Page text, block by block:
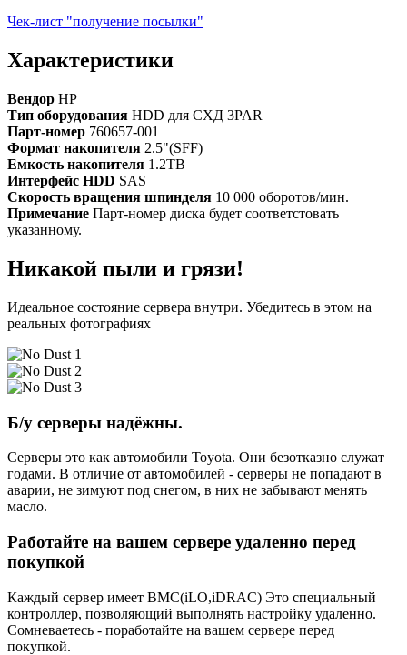
Чек-лист "получение посылки"
Характеристики
Вендор HP
Тип оборудования HDD для СХД 3PAR
Парт-номер 760657-001
Формат накопителя 2.5"(SFF)
Емкость накопителя 1.2TB
Интерфейс HDD SAS
Скорость вращения шпинделя 10 000 оборотов/мин.
Примечание Парт-номер диска будет соответстовать
указанному.
Никакой пыли и грязи!
Идеальное состояние сервера внутри. Убедитесь в этом на
реальных фотографиях
Б/у серверы надёжны.
Серверы это как автомобили Toyota. Они безотказно служат
годами. В отличие от автомобилей - серверы не попадают в
аварии, не зимуют под снегом, в них не забывают менять
масло.
Работайте на вашем сервере удаленно перед
покупкой
Каждый сервер имеет BMC(iLO,iDRAC) Это специальный
контроллер, позволяющий выполнять настройку удаленно.
Сомневаетесь - поработайте на вашем сервере перед
покупкой.